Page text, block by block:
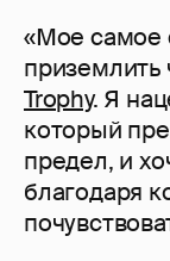
«Мое самое
приземлить
Trophy. Я
который
предел, и
благодаря